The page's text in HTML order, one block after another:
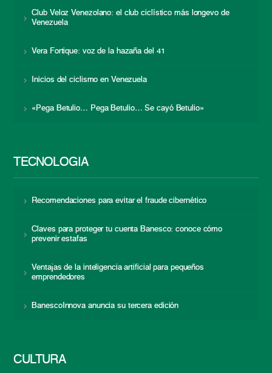
Club Veloz Venezolano: el club ciclístico más longevo de
Venezuela
Vera Fortique: voz de la hazaña del 41
Inicios del ciclismo en Venezuela
«Pega Betulio… Pega Betulio… Se cayó Betulio»
TECNOLOGÍA
Recomendaciones para evitar el fraude cibernético
Claves para proteger tu cuenta Banesco: conoce cómo
prevenir estafas
Ventajas de la inteligencia artificial para pequeños
emprendedores
BanescoInnova anuncia su tercera edición
CULTURA